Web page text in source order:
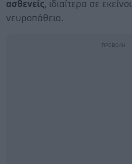
ασθενείς, ιδιαίτερα σε
νευροπάθεια.